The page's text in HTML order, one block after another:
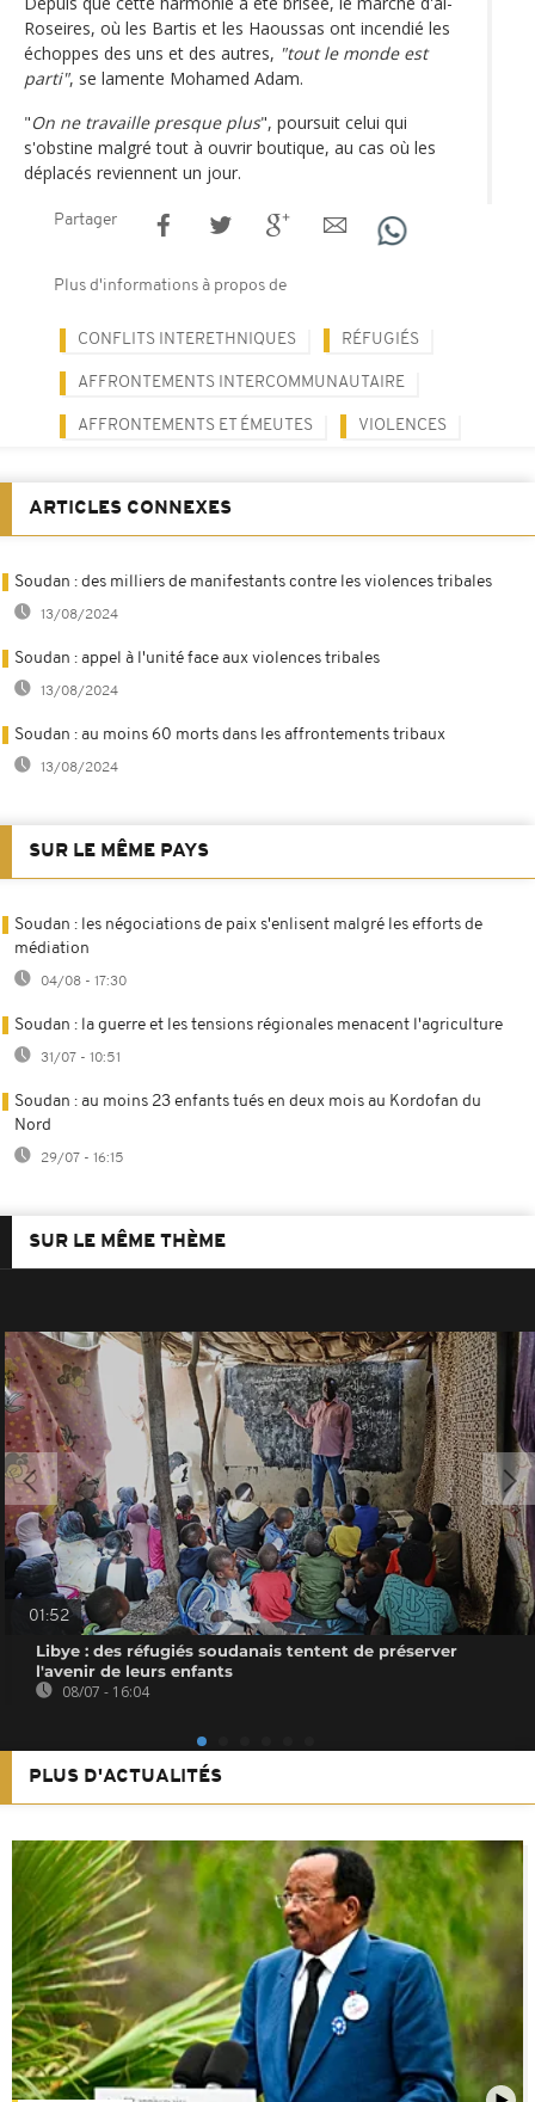
Roseires, où les Bartis et les Haoussas ont incendié les
échoppes des uns et des autres, "tout le monde est
parti", se lamente Mohamed Adam.
"On ne travaille presque plus", poursuit celui qui
s'obstine malgré tout à ouvrir boutique, au cas où les
déplacés reviennent un jour.
Partager
Plus d'informations à propos de
CONFLITS INTERETHNIQUES RÉFUGIÉS
AFFRONTEMENTS INTERCOMMUNAUTAIRE
AFFRONTEMENTS ET ÉMEUTES VIOLENCES
ARTICLES CONNEXES
Soudan : des milliers de manifestants contre les violences tribales
13/08/2024
Soudan : appel à l'unité face aux violences tribales
13/08/2024
Soudan : au moins 60 morts dans les affrontements tribaux
13/08/2024
SUR LE MÊME PAYS
Soudan : les négociations de paix s'enlisent malgré les efforts de
médiation
04/08 - 17:30
Soudan : la guerre et les tensions régionales menacent l'agriculture
31/07 - 10:51
Soudan : au moins 23 enfants tués en deux mois au Kordofan du
Nord
29/07 - 16:15
SUR LE MÊME THÈME
01:52
Libye : des réfugiés soudanais tentent de préserver
l'avenir de leurs enfants
08/07 - 16:04
PLUS D'ACTUALITÉS